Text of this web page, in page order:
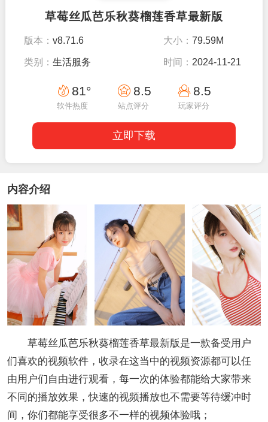
草莓丝瓜芭乐秋葵榴莲香草最新版
版本：v8.71.6 大小：79.59M
类别：生活服务 时间： 2024-11-21
22:40:03
81°
软件热度
8.5
站点评分
8.5
玩家评分
立即下载
内容介绍
草莓丝瓜芭乐秋葵榴莲香草最新版是一款备受用户
们喜欢的视频软件，收录在这当中的视频资源都可以任
由用户们自由进行观看，每一次的体验都能给大家带来
不同的播放效果，快速的视频播放也不需要等待缓冲时
间，你们都能享受很多不一样的视频体验哦；